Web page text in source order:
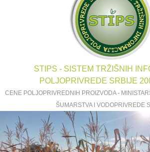
STIPS - SISTEM TRŽIŠNIH
POLJOPRIVREDE SRBIJE
CENE POLJOPRIVREDNIH PROIZVODA -
ŠUMARSTVA I VODOPRIVREDE